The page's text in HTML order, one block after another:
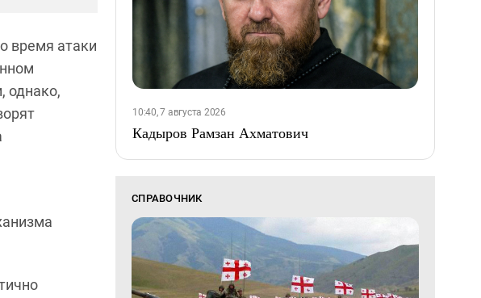
время атаки
однако,
10:40, 7 августа 2026
Кадыров Рамзан Ахматович
СПРАВОЧНИК